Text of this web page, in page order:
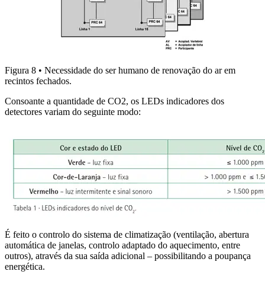
Figura 8 • Necessidade do ser humano de renovação do ar em
recintos fechados.
Consoante a quantidade de CO2, os LEDs indicadores dos
detectores variam do seguinte modo:
É feito o controlo do sistema de climatização (ventilação, abertura
automática de janelas, controlo adaptado do aquecimento, entre
outros), através da sua saída adicional – possibilitando a poupança
energética.